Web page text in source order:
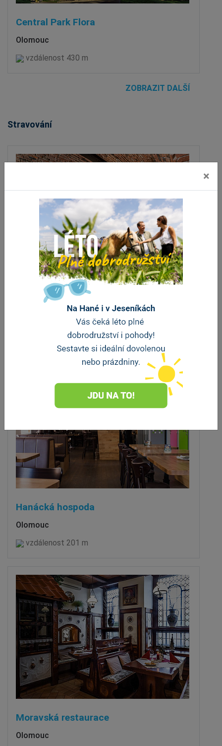
Central Park Flora
Olomouc
vzdálenost 430 m
ZOBRAZIT DALŠÍ
Stravování
Morgan's Restaurant
vzdálenost 91 m
Hanácká hospoda
Olomouc
vzdálenost 201 m
Moravská restaurace
Olomouc
×